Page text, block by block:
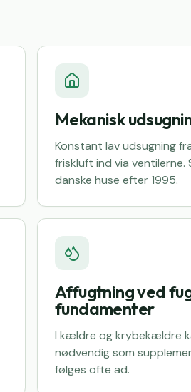
Mekanisk
Konstant lav udsugning
friskluft ind via
danske huse efter 1995.
Affugtning ved
fundamenter
I kældre og krybekældre
nødvendig som
følges ofte ad.